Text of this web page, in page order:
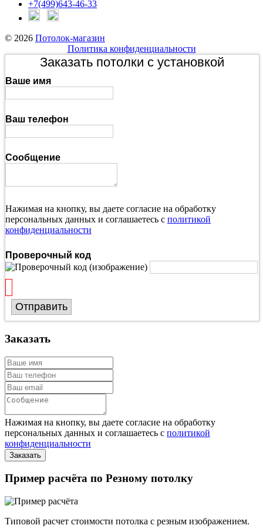
+7(499)643-46-33
© 2026 Потолок-магазин
Политика конфиденциальности
Заказать потолки с установкой
Ваше имя
Ваш телефон
Сообщение
Нажимая на кнопку, вы даете согласие на обработку
персональных данных и соглашаетесь с политикой
конфиденциальности
Проверочный код
Отправить
Заказать
Нажимая на кнопку, вы даете согласие на обработку
персональных данных и соглашаетесь с политикой
конфиденциальности
Пример расчёта по Резному потолку
Типовой расчет стоимости потолка с резным изображением.